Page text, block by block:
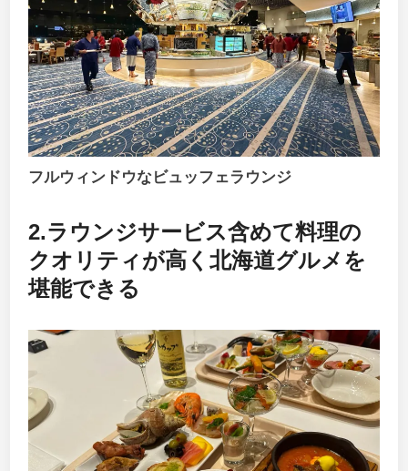
フルウィンドウなビュッフェラウンジ
2.ラウンジサービス含めて料理の
クオリティが高く北海道グルメを
堪能できる